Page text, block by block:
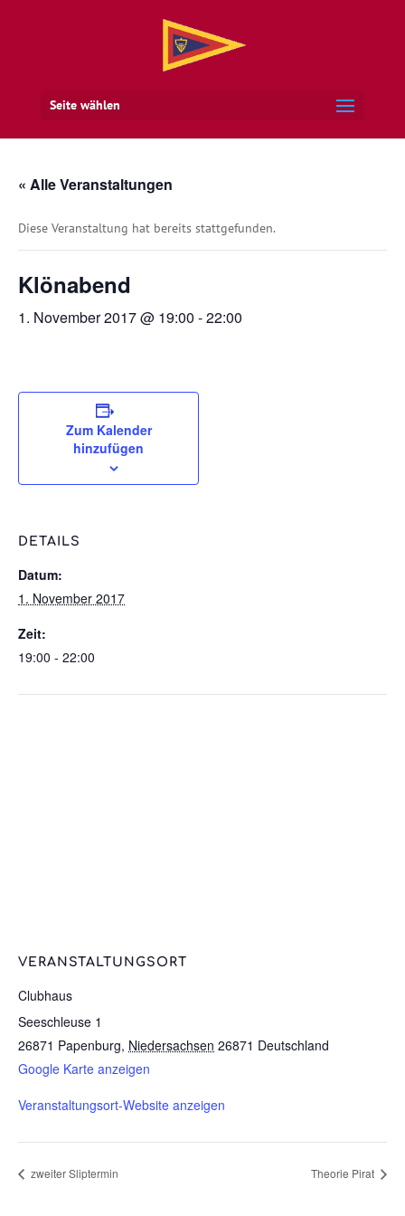
Seite wählen
« Alle Veranstaltungen
Diese Veranstaltung hat bereits stattgefunden.
Klönabend
1. November 2017 @ 19:00 -22:00
Zum Kalender
hinzufügen
DETAILS
Datum:
1. November 2017
Zeit:
19:00 - 22:00
VERANSTALTUNGSORT
Clubhaus
Seeschleuse 1
26871 Papenburg, Niedersachsen 26871 Deutschland
Google Karte anzeigen
Veranstaltungsort-Website anzeigen
zweiter Sliptermin Theorie Pirat